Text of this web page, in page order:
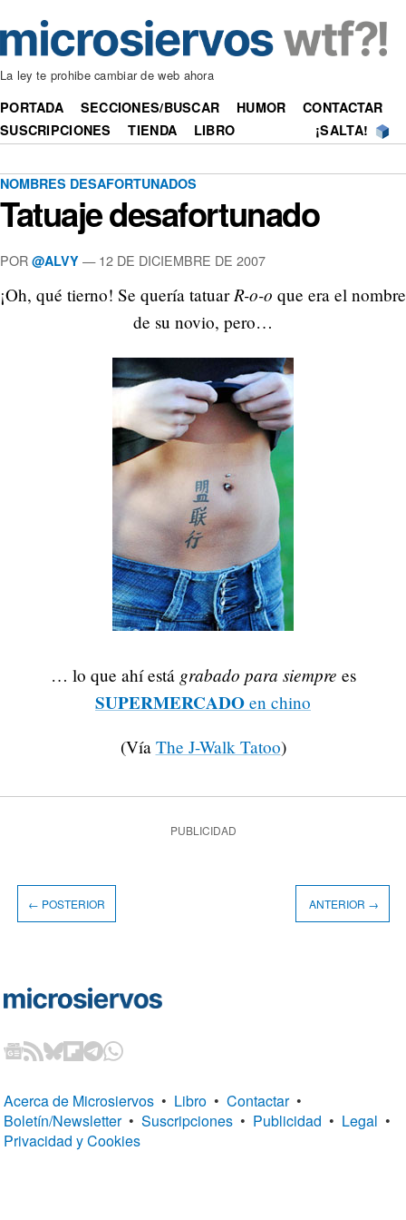
La ley te prohibe cambiar de web ahora
PORTADA SECCIONES/BUSCAR HUMOR
CONTACTAR
SUSCRIPCIONES
TIENDA LIBRO ¡SALTA!
NOMBRES DESAFORTUNADOS
Tatuaje desafortunado
POR @ALVY —12 DE DICIEMBRE DE 2007
¡Oh, qué tierno! Se quería tatuarR-o-o que era el nombre
de su novio, pero…
… lo que ahí está grabado para siempre es
SUPERMERCADO en chino
(Vía The J-Walk Tatoo)
PUBLICIDAD
← POSTERIOR ANTERIOR →
Acerca de Microsiervos • Libro • Contactar •
Boletín/Newsletter • Suscripciones • Publicidad • Legal •
Privacidad y Cookies